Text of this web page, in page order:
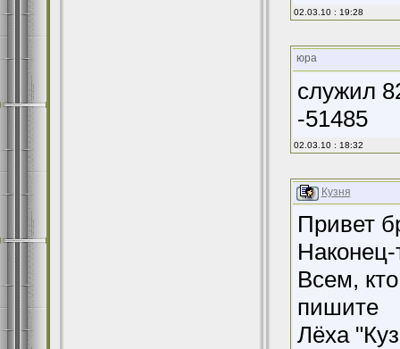
02.03.10 : 19:28
юра
служил
-51485
02.03.10 : 18:32
Кузня
Привет
Всем,
пишите
Лёха